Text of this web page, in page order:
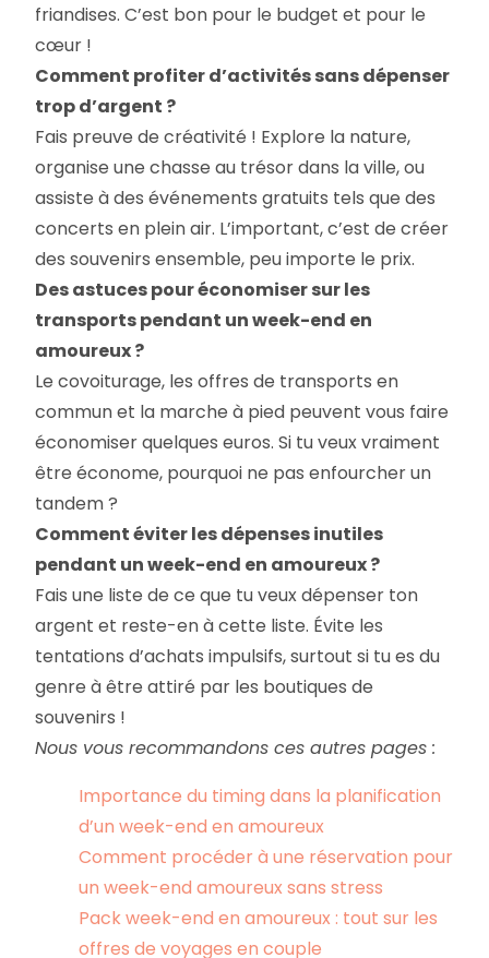
friandises. C’est bon pour le budget et pour le
cœur !
Comment profiter d’activités sans dépenser
trop d’argent ?
Fais preuve de créativité ! Explore la nature,
organise une chasse au trésor dans la ville, ou
assiste à des événements gratuits tels que des
concerts en plein air. L’important, c’est de créer
des souvenirs ensemble, peu importe le prix.
Des astuces pour économiser sur les
transports pendant un week-end en
amoureux ?
Le covoiturage, les offres de transports en
commun et la marche à pied peuvent vous faire
économiser quelques euros. Si tu veux vraiment
être économe, pourquoi ne pas enfourcher un
tandem ?
Comment éviter les dépenses inutiles
pendant un week-end en amoureux ?
Fais une liste de ce que tu veux dépenser ton
argent et reste-en à cette liste. Évite les
tentations d’achats impulsifs, surtout si tu es du
genre à être attiré par les boutiques de
souvenirs !
Nous vous recommandons ces autres pages :
Importance du timing dans la planification
d’un week-end en amoureux
Comment procéder à une réservation pour
un week-end amoureux sans stress
Pack week-end en amoureux : tout sur les
offres de voyages en couple